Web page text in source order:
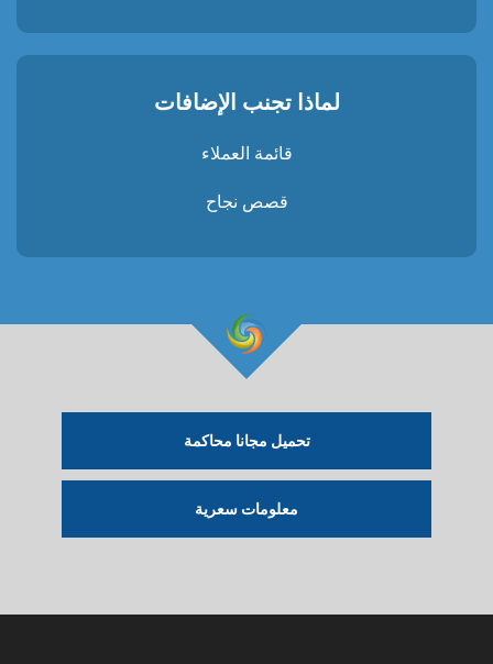
لماذا تجنب الإضافات
قائمة العملاء
قصص نجاح
تحميل مجانا محاكمة
معلومات سعرية